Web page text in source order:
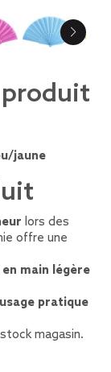
jaune
lors des
offre une
main légère
usage pratique
magasin.